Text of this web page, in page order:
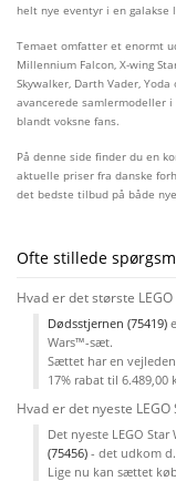
helt nye eventyr i en galakse
Temaet omfatter et enormt
Millennium Falcon, X-wing
Skywalker, Darth Vader,
avancerede samlermodeller
blandt voksne fans.
På denne side finder du en
aktuelle priser fra danske
det bedste tilbud på både
Ofte stillede
Hvad er det største
Dødsstjernen (75419)
Wars™-sæt.
Sættet har en
17% rabat til 6.489,00
Hvad er det nyeste
Det nyeste LEGO
(75456) - det udkom
Lige nu kan sættet